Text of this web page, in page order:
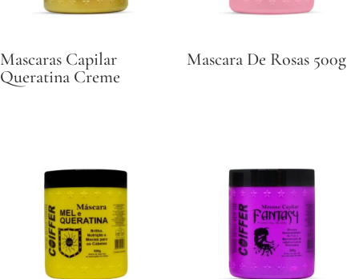
Mascaras Capilar
Queratina Creme
Mascara De Rosas 500g